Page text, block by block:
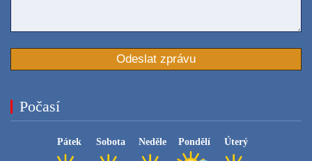
Počasí
Pátek Sobota Neděle Pondělí Úterý